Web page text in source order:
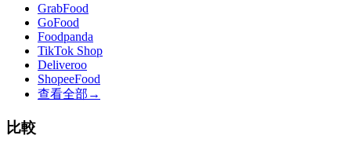
GrabFood
GoFood
Foodpanda
TikTok Shop
Deliveroo
ShopeeFood
查看全部 →
比較